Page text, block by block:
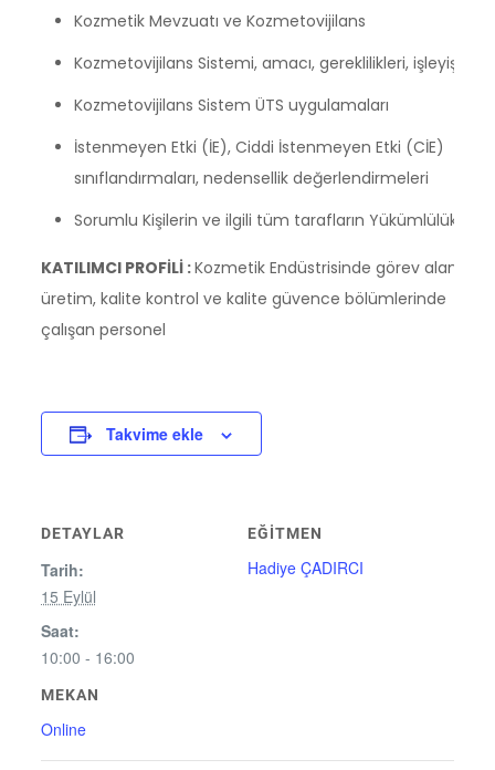
Kozmetik Mevzuatı ve Kozmetovijilans
Kozmetovijilans Sistemi, amacı, gereklilikleri, işleyişi
Kozmetovijilans Sistem ÜTS uygulamaları
İstenmeyen Etki (İE), Ciddi İstenmeyen Etki (CİE)
sınıflandırmaları, nedensellik değerlendirmeleri
Sorumlu Kişilerin ve ilgili tüm tarafların Yükümlülükleri
KATILIMCI PROFİLİ :Kozmetik Endüstrisinde görev alan;
üretim, kalite kontrol ve kalite güvence bölümlerinde
çalışan personel
Takvime ekle
DETAYLAR
Tarih:
15 Eylül
Saat:
10:00 - 16:00
MEKAN
Online
EĞITMEN
Hadiye ÇADIRCI